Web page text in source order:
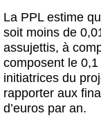
La PPL estime
soit moins de
assujettis, à
composent le
initiatrices du
rapporter aux
d’euros par an.